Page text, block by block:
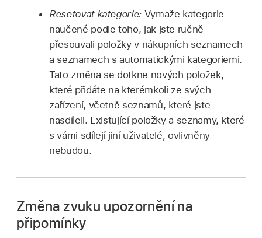
Resetovat kategorie:Vymaže kategorie
naučené podle toho, jak jste ručně
přesouvali položky v nákupních seznamech
a seznamech s automatickými kategoriemi.
Tato změna se dotkne nových položek,
které přidáte na kterémkoli ze svých
zařízení, včetně seznamů, které jste
nasdíleli. Existující položky a seznamy, které
s vámi sdílejí jiní uživatelé, ovlivněny
nebudou.
Změna zvuku upozornění na
připomínky